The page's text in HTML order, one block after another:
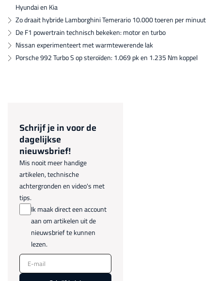
Hyundai en Kia
Zo draait hybride Lamborghini Temerario 10.000 toeren per minuut
De F1 powertrain technisch bekeken: motor en turbo
Nissan experimenteert met warmtewerende lak
Porsche 992 Turbo S op steroïden: 1.069 pk en 1.235 Nm koppel
Schrijf je in voor de
dagelijkse
nieuwsbrief!
Mis nooit meer handige
artikelen, technische
achtergronden en video's met
tips.
Ik maak direct een account
aan om artikelen uit de
nieuwsbrief te kunnen
lezen.
E-mail